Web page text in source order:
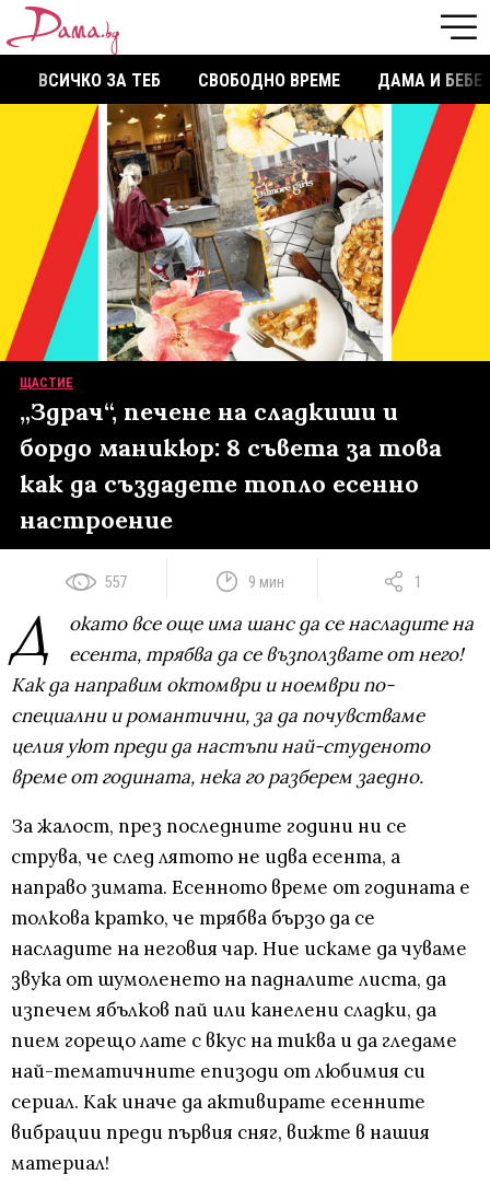
ВСИЧКО ЗА ТЕБ СВОБОДНО ВРЕМЕ ДАМА И БЕБЕ
ЩАСТИЕ
„Здрач“, печене на сладкиши и
бордо маникюр: 8 съвета за това
как да създадете топло есенно
настроение
557 9 мин 1
Д
окато все още има шанс да се насладите на
есента, трябва да се възползвате от него!
Как да направим октомври и ноември по-
специални и романтични, за да почувстваме
целия уют преди да настъпи най-студеното
време от годината, нека го разберем заедно.
За жалост, през последните години ни се
струва, че след лятото не идва есента, а
направо зимата. Есенното време от годината е
толкова кратко, че трябва бързо да се
насладите на неговия чар. Ние искаме да чуваме
звука от шумоленето на падналите листа, да
изпечем ябълков пай или канелени сладки, да
пием горещо лате с вкус на тиква и да гледаме
най-тематичните епизоди от любимия си
сериал. Как иначе да активирате есенните
вибрации преди първия сняг, вижте в нашия
материал!